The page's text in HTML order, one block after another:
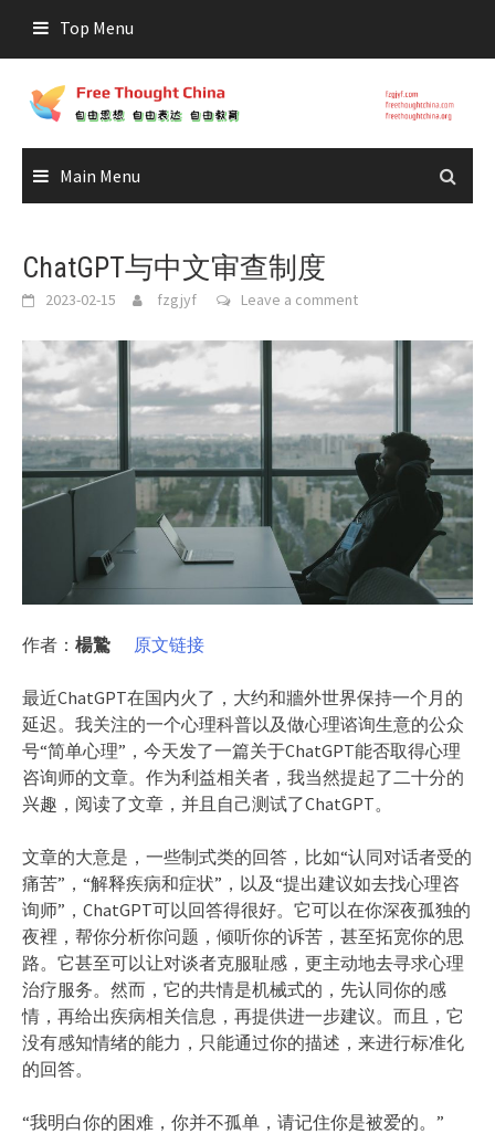
content
Top Menu
Main Menu
ChatGPT与中文审查制度
2023-02-15 fzgjyf Leave a comment
作者： 楊鷙 原文链接
最近ChatGPT在国内火了，大约和牆外世界保持一个月的
延迟。我关注的一个心理科普以及做心理谘询生意的公众
号“简单心理”，今天发了一篇关于ChatGPT能否取得心理
咨询师的文章。作为利益相关者，我当然提起了二十分的
兴趣，阅读了文章，并且自己测试了ChatGPT。
文章的大意是，一些制式类的回答，比如“认同对话者受的
痛苦”，“解释疾病和症状”，以及“提出建议如去找心理咨
询师”，ChatGPT可以回答得很好。它可以在你深夜孤独的
夜裡，帮你分析你问题，倾听你的诉苦，甚至拓宽你的思
路。它甚至可以让对谈者克服耻感，更主动地去寻求心理
治疗服务。然而，它的共情是机械式的，先认同你的感
情，再给出疾病相关信息，再提供进一步建议。而且，它
没有感知情绪的能力，只能通过你的描述，来进行标准化
的回答。
“我明白你的困难，你并不孤单，请记住你是被爱的。”